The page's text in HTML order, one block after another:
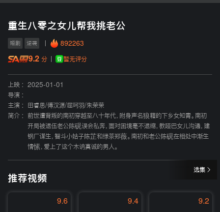
重生八零之女儿帮我挑老公
短剧 逆袭 892263
9.2 分 暂无评分
上映 :
2025-01-01
导演 :
主演 :
田睿思/傅汉源/屈珂羽/朱荣荣
简介 :
前世遭背叛的南初穿越至八十年代，附身声名狼藉的下乡女知青。南初
开局被退伍老公陈砚误会私奔，面对困境毫不退缩，教哑巴女儿沟通，建
钢厂谋生，智斗小姑子陈芷和绿茶郑薇。南初和老公陈砚在相处中渐生
情愫，爱上了这个木讷真诚的男人。
选集
推荐视频
9.6 9.4 9.2